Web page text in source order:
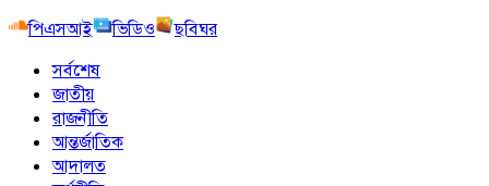
পিএসআই
ভিডিও
ছবিঘর
সর্বশেষ
জাতীয়
রাজনীতি
আন্তর্জাতিক
আদালত